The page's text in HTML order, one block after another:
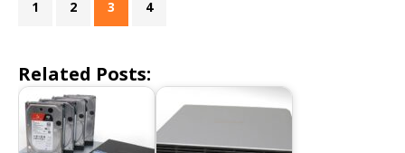
1 2 3 4
Related Posts: